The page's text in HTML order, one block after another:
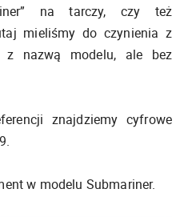
na tarczy, czy też
mieliśmy do czynienia z
nazwą modelu, ale bez
znajdziemy cyfrowe
w modelu Submariner.